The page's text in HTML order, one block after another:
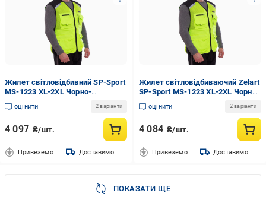
Жилет світловідбивний SP-Sport
MS-1223 XL-2XL Чорно-
салатовий (NA002933)
оцінити 2 варіанти
4 097 ₴/шт.
Привеземо Доставимо
Жилет світловідбиваючий Zelart
SP-Sport MS-1223 XL-2XL Чорно-
салатовий (DR002151)
оцінити 2 варіанти
4 084 ₴/шт.
Привеземо Доставимо
ПОКАЗАТИ ЩЕ